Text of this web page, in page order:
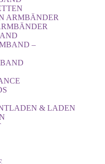
ARMBÄNDER
–
& LADEN